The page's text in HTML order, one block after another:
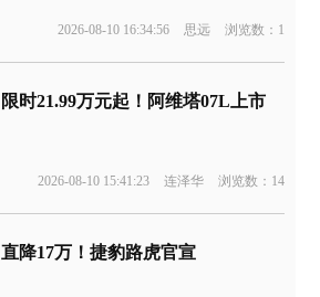
2026-08-10 16:34:56 思远 浏览数：1
限时21.99万元起！阿维塔07L上市
2026-08-10 15:41:23 连泽华 浏览数：14
直降17万！捷豹路虎官宣